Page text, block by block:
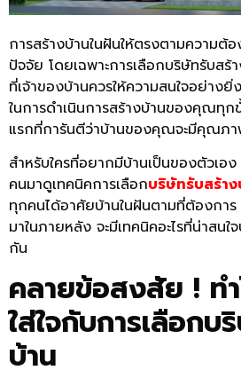
การสร้างบ้านในฝันให้ตรงตามความต้
ปัจจัย โดยเฉพาะการเลือกบริษัทรับส
ที่เจ้าของบ้านควรให้ความสนใจอย่าง
ในการดำเนินการสร้างบ้านของคุณทุ
แรกที่การันตีว่าบ้านของคุณจะมีคุณภา
สำหรับใครที่อยากมีบ้านเป็นของตัวเอ
คนมาดูเทคนิคการเลือกบริษัทรับสร้าง
ทุกคนได้อาศัยบ้านในฝันตามที่ต้องกา
มาในภายหลัง จะมีเทคนิคอะไรที่น่าสน
กัน
คลายข้อสงสัย ! ท
ใส่ใจกับการเลือกบ
บ้าน